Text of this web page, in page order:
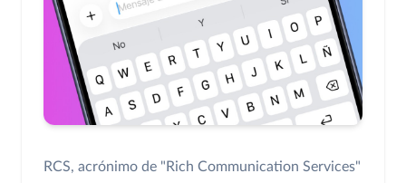
RCS, acrónimo de "Rich Communication Services"